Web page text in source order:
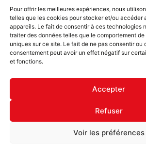
Pour offrir les meilleures expériences, nous
telles que les cookies pour stocker et/ou accéder
appareils. Le fait de consentir à ces technologies
traiter des données telles que le comportement
uniques sur ce site. Le fait de ne pas consentir ou
consentement peut avoir un effet négatif sur
et fonctions.
Accepter
Refuser
Voir les préférences
SUIVEZ-NOUS
S'inscrire à la
© Copyright © 2022 Maxi